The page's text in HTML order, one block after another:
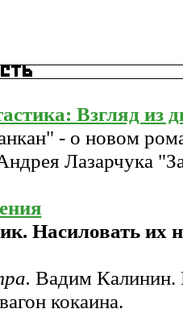
Взгляд из
- о новом
Лазарчука
Насиловать их
Вадим Калинин.
кокаина.